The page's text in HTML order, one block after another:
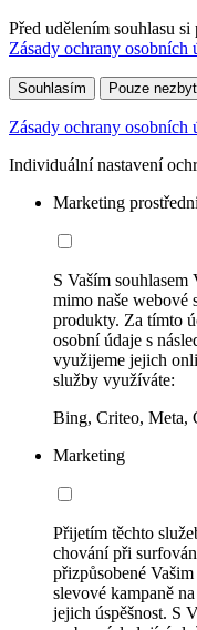
Před udělením souhlasu
Zásady ochrany osobních
Souhlasím Pouze
Zásady ochrany osobních
Individuální nastavení
Marketing
S Vaším
mimo naše webové
produkty. Za tímto
osobní údaje s
využijeme jejich
služby využíváte:
Bing, Criteo, Meta,
Marketing
Přijetím těchto
chování při
přizpůsobené
slevové kampaně
jejich úspěšnost. S